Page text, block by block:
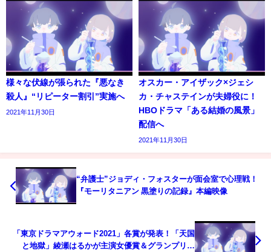
様々な伏線が張られた『悪なき
殺人』“リピーター割引”実施へ
2021年11月30日
オスカー・アイザック×ジェシ
カ・チャステインが夫婦役に！
HBOドラマ「ある結婚の風景」
配信へ
2021年11月30日
“弁護士”ジョディ・フォスターが面会室で心理戦！
『モーリタニアン 黒塗りの記録』本編映像
「東京ドラマアウォード2021」各賞が発表！「天国
と地獄」綾瀬はるかが主演女優賞＆グランプリは